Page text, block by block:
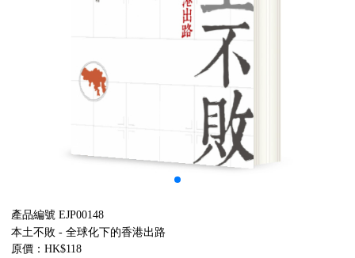
產品編號 EJP00148
本土不敗 - 全球化下的香港出路
原價：HK$118